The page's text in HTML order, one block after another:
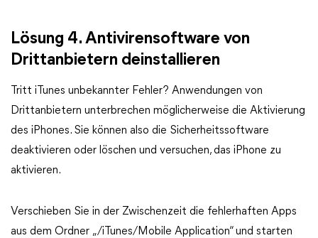
Lösung 4. Antivirensoftware von
Drittanbietern deinstallieren
Tritt iTunes unbekannter Fehler? Anwendungen von
Drittanbietern unterbrechen möglicherweise die Aktivierung
des iPhones. Sie können also die Sicherheitssoftware
deaktivieren oder löschen und versuchen, das iPhone zu
aktivieren.
Verschieben Sie in der Zwischenzeit die fehlerhaften Apps
aus dem Ordner „/iTunes/Mobile Application“ und starten